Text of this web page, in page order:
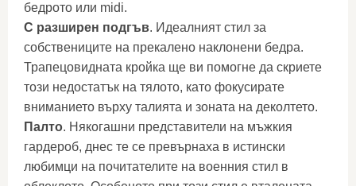
бедрото или midi.
С разширен подгъв. Идеалният стил за
собствениците на прекалено наклонени бедра.
Трапецовидната кройка ще ви помогне да скриете
този недостатък на тялото, като фокусирате
вниманието върху талията и зоната на деколтето.
Палто. Някогашни представители на мъжкия
гардероб, днес те се превърнаха в истински
любимци на почитателите на военния стил в